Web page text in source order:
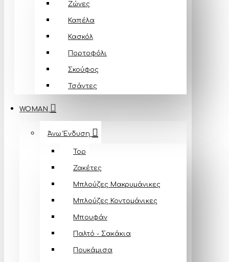
Ζώνες
Καπέλα
Κασκόλ
Πορτοφόλι
Σκούφος
Τσάντες
WOMAN
Άνω Ένδυση
Top
Ζακέτες
Μπλούζες Mακρυμάνικες
Μπλούζες Κοντομάνικες
Μπουφάν
Παλτό - Σακάκια
Πουκάμισα